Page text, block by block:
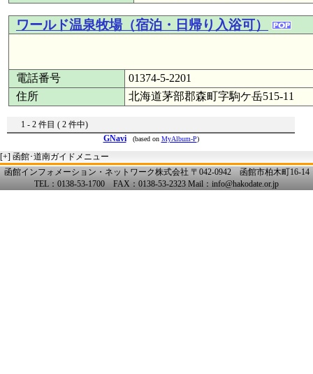
ワールド温泉牧場（宿泊・日帰り入浴可）
電話番号
01374-5-2201
住所
北海道茅部郡森町字駒ケ岳515-11
1 - 2 件目 ( 2 件中)
GNavi
(based on MyAlbum-P)
[+] 函館･道南ガイドメニュー
函館インフォメーション・ネットワーク株式会社 〒042-0942 函館市柏木町16-14
TEL：0138-53-1700 FAX：0138-53-2323 Mail：info@hakodate.or.jp